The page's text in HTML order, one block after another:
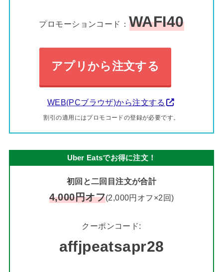
プロモーションコード： WAFI40
アプリから注文する
WEB(PCブラウザ)から注文する
割引の適用にはプロモコードの登録が必要です。
Uber Eatsでお得に注文！
初回と二回目注文が合計
4,000円オフ(2,000円オフ×2回)
クーポンコード:
affjpeatsapr28